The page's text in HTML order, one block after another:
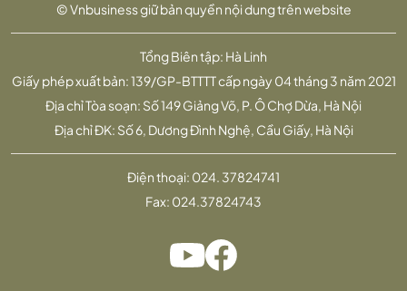
Tổng Biên tập: Hà Linh
Giấy phép xuất bản: 139/GP-BTTTT cấp ngày 04 tháng 3 năm 2021
Địa chỉ Tòa soạn: Số 149 Giảng Võ, P. Ô Chợ Dừa, Hà Nội
Địa chỉ ĐK: Số 6, Dương Đình Nghệ, Cầu Giấy, Hà Nội
© Vnbusiness giữ bản quyền nội dung trên website
Điện thoại: 024. 37824741
Fax: 024.37824743